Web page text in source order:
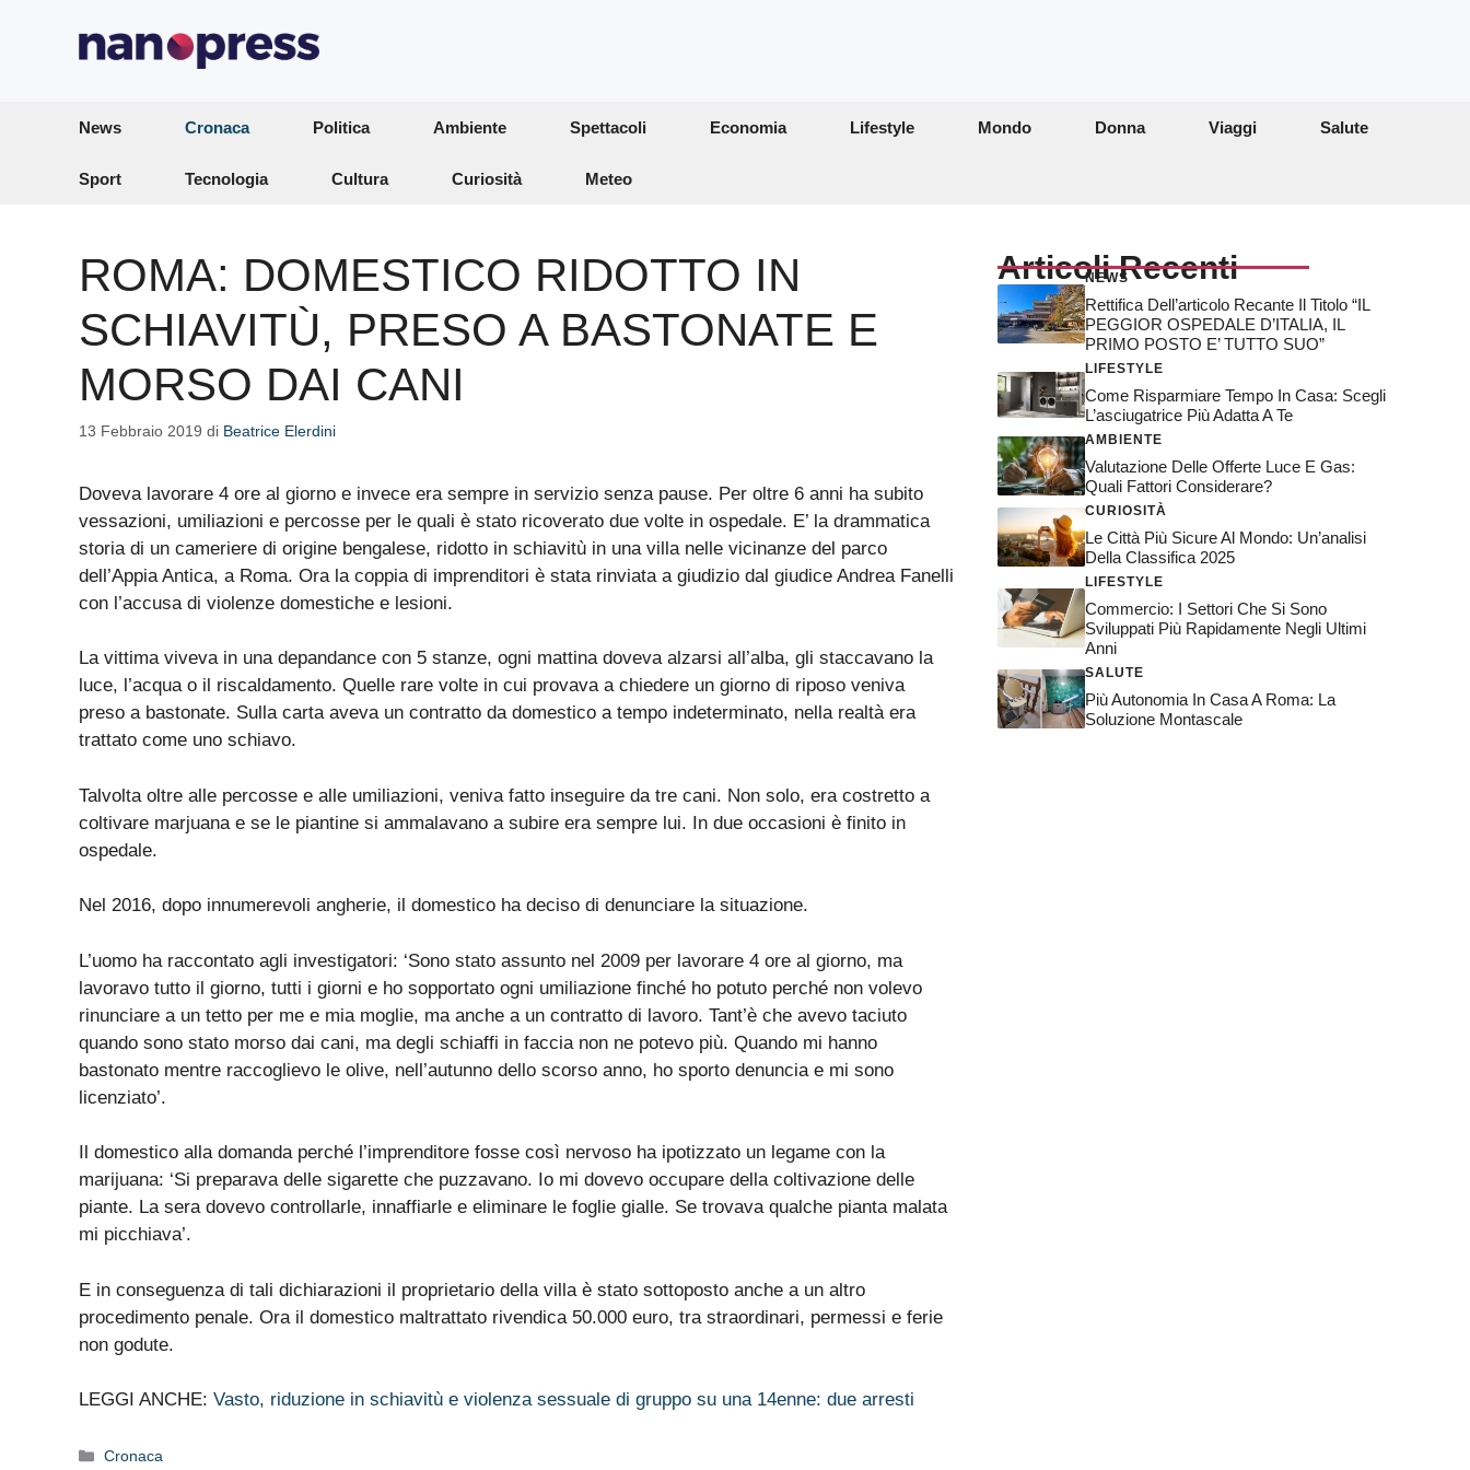
News Cronaca Politica Ambiente Spettacoli Economia Lifestyle Mondo Donna Viaggi Salute
Sport Tecnologia Cultura Curiosità Meteo
ROMA: DOMESTICO RIDOTTO IN
SCHIAVITÙ, PRESO A BASTONATE E
MORSO DAI CANI
13 Febbraio 2019 di Beatrice Elerdini
Doveva lavorare 4 ore al giorno e invece era sempre in servizio senza pause. Per oltre 6 anni ha subito
vessazioni, umiliazioni e percosse per le quali è stato ricoverato due volte in ospedale. E’ la drammatica
storia di un cameriere di origine bengalese, ridotto in schiavitù in una villa nelle vicinanze del parco
dell’Appia Antica, a Roma. Ora la coppia di imprenditori è stata rinviata a giudizio dal giudice Andrea Fanelli
con l’accusa di violenze domestiche e lesioni.
La vittima viveva in una depandance con 5 stanze, ogni mattina doveva alzarsi all’alba, gli staccavano la
luce, l’acqua o il riscaldamento. Quelle rare volte in cui provava a chiedere un giorno di riposo veniva
preso a bastonate. Sulla carta aveva un contratto da domestico a tempo indeterminato, nella realtà era
trattato come uno schiavo.
Talvolta oltre alle percosse e alle umiliazioni, veniva fatto inseguire da tre cani. Non solo, era costretto a
coltivare marjuana e se le piantine si ammalavano a subire era sempre lui. In due occasioni è finito in
ospedale.
Nel 2016, dopo innumerevoli angherie, il domestico ha deciso di denunciare la situazione.
L’uomo ha raccontato agli investigatori: ‘Sono stato assunto nel 2009 per lavorare 4 ore al giorno, ma
lavoravo tutto il giorno, tutti i giorni e ho sopportato ogni umiliazione finché ho potuto perché non volevo
rinunciare a un tetto per me e mia moglie, ma anche a un contratto di lavoro. Tant’è che avevo taciuto
quando sono stato morso dai cani, ma degli schiaffi in faccia non ne potevo più. Quando mi hanno
bastonato mentre raccoglievo le olive, nell’autunno dello scorso anno, ho sporto denuncia e mi sono
licenziato’.
Il domestico alla domanda perché l’imprenditore fosse così nervoso ha ipotizzato un legame con la
marijuana: ‘Si preparava delle sigarette che puzzavano. Io mi dovevo occupare della coltivazione delle
piante. La sera dovevo controllarle, innaffiarle e eliminare le foglie gialle. Se trovava qualche pianta malata
mi picchiava’.
E in conseguenza di tali dichiarazioni il proprietario della villa è stato sottoposto anche a un altro
procedimento penale. Ora il domestico maltrattato rivendica 50.000 euro, tra straordinari, permessi e ferie
non godute.
LEGGI ANCHE: Vasto, riduzione in schiavitù e violenza sessuale di gruppo su una 14enne: due arresti
Categorie
Cronaca
Articoli Recenti
NEWS
Rettifica Dell’articolo Recante Il Titolo “IL
PEGGIOR OSPEDALE D’ITALIA, IL
PRIMO POSTO E’ TUTTO SUO”
LIFESTYLE
Come Risparmiare Tempo In Casa: Scegli
L’asciugatrice Più Adatta A Te
AMBIENTE
Valutazione Delle Offerte Luce E Gas:
Quali Fattori Considerare?
CURIOSITÀ
Le Città Più Sicure Al Mondo: Un’analisi
Della Classifica 2025
LIFESTYLE
Commercio: I Settori Che Si Sono
Sviluppati Più Rapidamente Negli Ultimi
Anni
SALUTE
Più Autonomia In Casa A Roma: La
Soluzione Montascale